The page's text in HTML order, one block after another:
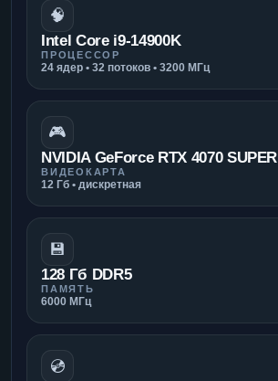
🧠
Intel Core i9-14900K
ПРОЦЕССОР
24 ядер • 32 потоков • 3200 МГц
🎮
NVIDIA GeForce RTX 4070 SUPER
ВИДЕОКАРТА
12 Гб • дискретная
💾
128 Гб DDR5
ПАМЯТЬ
6000 МГц
💿